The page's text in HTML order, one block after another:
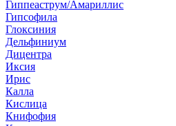
Гиппеаструм/Амариллис
Гипсофила
Глоксиния
Дельфиниум
Дицентра
Иксия
Ирис
Калла
Кислица
Книфофия